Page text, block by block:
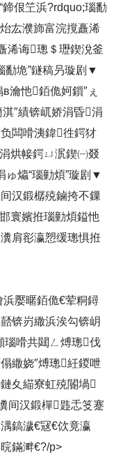
佷笁浜?rdquo;瑙勫
厷濮斾富浣撹矗浠
浠诲璁＄瓑鍥涗釜
勫垝”鐩稿叧璇剧▼
瀹忚銆佹妸鎻″ぇ
″績锛屼娇涓昏涓
闆嗗洟鍏徃鍔犲
烘帹鍔ㄩ泦鍥㈠叕
爞“瑙勭煩”璇剧▼
汉鍛樼殑鏀挎不鏁
寰嬪拰瑙勭煩鎰忚
肩彮瀛愬缓璁惧拰
嬮暱銆佹€荤粡鐞
锛岃繖浜涘勾锛岄
瑙嗗共閮ㄥ煿璁伐
繖娆″煿璁紝鍐呭
夊緢寮虹殑閽堝
间汉鍛樿韪忎笅蹇
鎬濊€冦€佽竟瀛
鏋溿€?/p>